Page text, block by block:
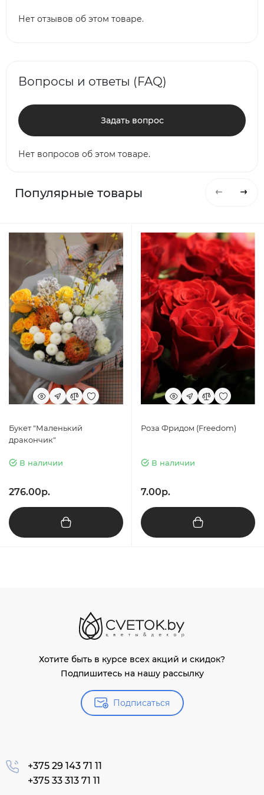
Нет отзывов об этом товаре.
Вопросы и ответы (FAQ)
Задать вопрос
Нет вопросов об этом товаре.
Популярные товары
Букет "Маленький
дракончик"
В наличии
276.00р.
Роза Фридом (Freedom)
В наличии
7.00р.
Хотите быть в курсе всех акций и скидок?
Подпишитесь на нашу рассылку
Подписаться
+375 29 143 71 11
+375 33 313 71 11